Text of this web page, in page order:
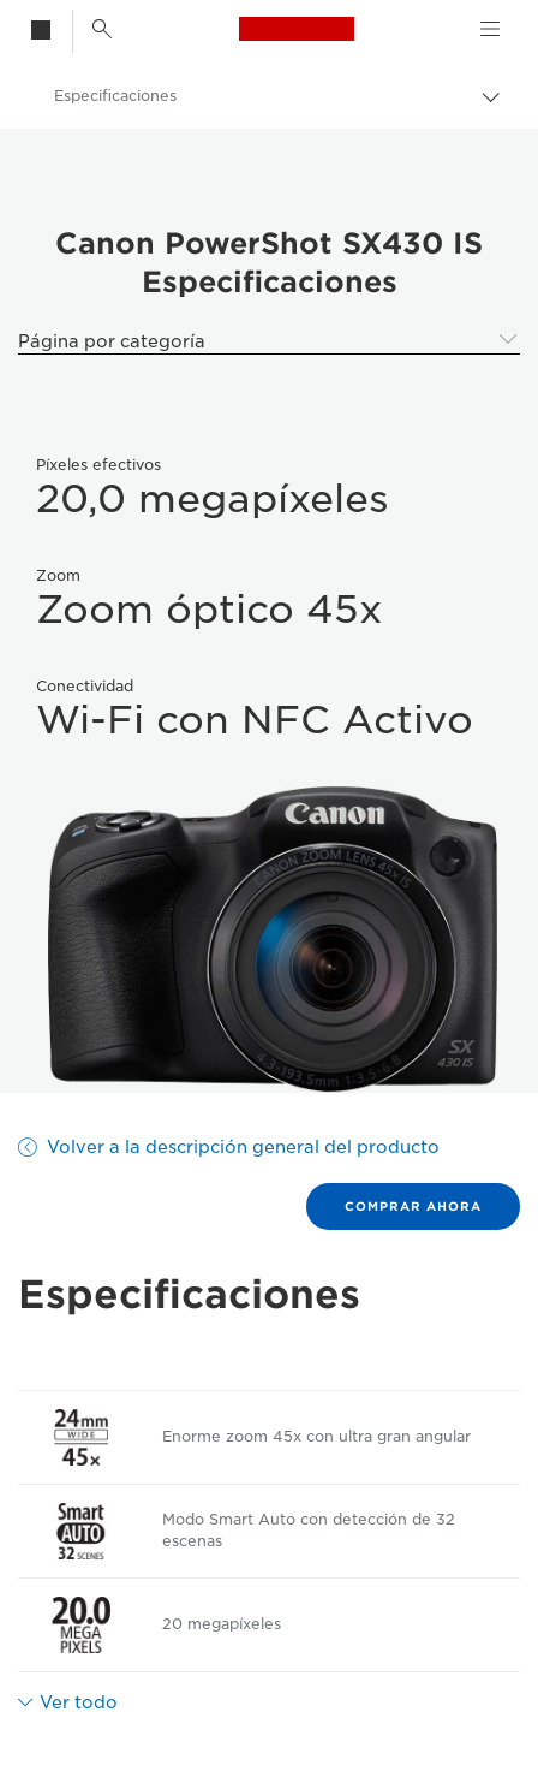
Canon Logo, back
Canon PowerShot SX430 IS - Cámaras
Especificaciones
Canon PowerShot SX430 IS
Especificaciones
Página por categoría
Píxeles efectivos
20,0 megapíxeles
Zoom
Zoom óptico 45x
Conectividad
Wi-Fi con NFC Activo
Volver a la descripción general del producto
COMPRAR AHORA
Especificaciones
Enorme zoom 45x con ultra gran angular
Modo Smart Auto con detección de 32
escenas
20 megapíxeles
Ver todo